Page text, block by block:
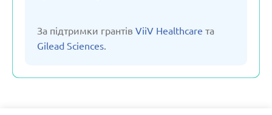
За підтримки грантів ViiV Healthcare та
Gilead Sciences.
Словенія